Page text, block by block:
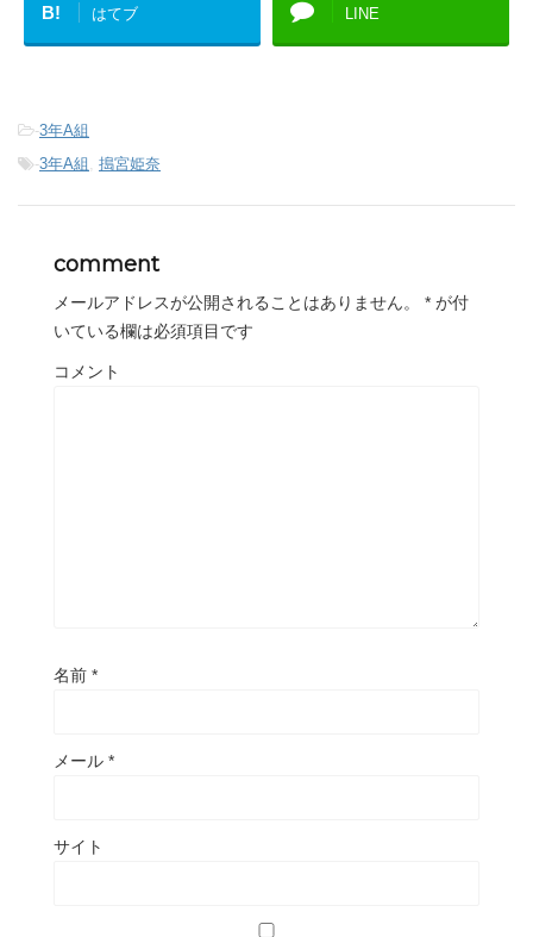
B! はてブ LINE
-3年A組
-3年A組 搗宮姫奈
comment
メールアドレスが公開されることはありません。 * が付
いている欄は必須項目です
コメント
名前 *
メール *
サイト